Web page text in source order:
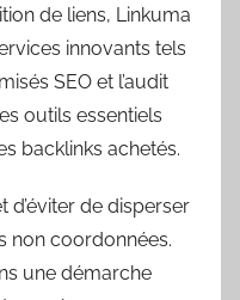
de liens, Linkuma
innovants tels
SEO et l’audit
outils essentiels
backlinks achetés.
de disperser
non coordonnées.
une démarche